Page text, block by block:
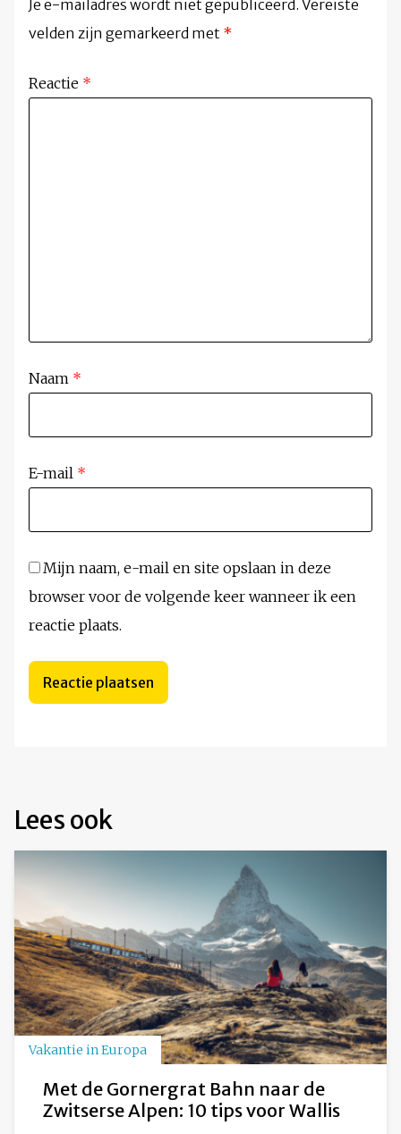
Je e-mailadres wordt niet gepubliceerd. Vereiste
velden zijn gemarkeerd met *
Reactie *
Naam *
E-mail *
Mijn naam, e-mail en site opslaan in deze
browser voor de volgende keer wanneer ik een
reactie plaats.
Lees ook
Vakantie in Europa
Met de Gornergrat Bahn naar de
Zwitserse Alpen: 10 tips voor Wallis